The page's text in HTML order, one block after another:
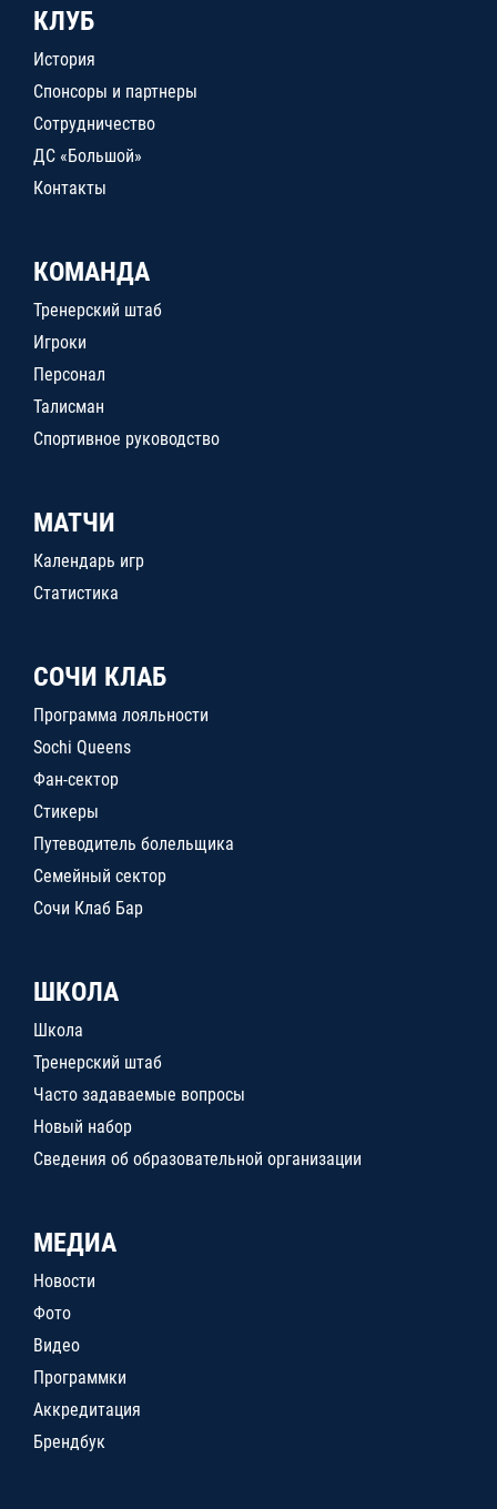
КЛУБ
История
Спонсоры и партнеры
Сотрудничество
ДС «Большой»
Контакты
КОМАНДА
Тренерский штаб
Игроки
Персонал
Талисман
Спортивное руководство
МАТЧИ
Календарь игр
Статистика
СОЧИ КЛАБ
Программа лояльности
Sochi Queens
Фан-сектор
Стикеры
Путеводитель болельщика
Семейный сектор
Сочи Клаб Бар
ШКОЛА
Школа
Тренерский штаб
Часто задаваемые вопросы
Новый набор
Сведения об образовательной организации
МЕДИА
Новости
Фото
Видео
Программки
Аккредитация
Брендбук